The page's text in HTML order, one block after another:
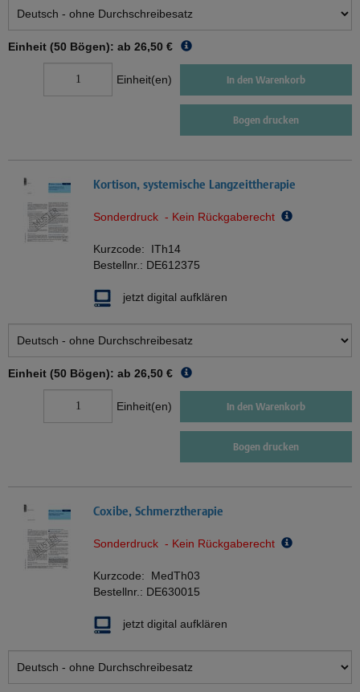
Einheit (50 Bögen): ab 26,50 €
Einheit(en) In den Warenkorb
Bogen drucken
Kortison, systemische Langzeittherapie
Sonderdruck - Kein Rückgaberecht
Kurzcode: ITh14
Bestellnr.: DE612375
jetzt digital aufklären
Einheit (50 Bögen): ab 26,50 €
Einheit(en) In den Warenkorb
Bogen drucken
Coxibe, Schmerztherapie
Sonderdruck - Kein Rückgaberecht
Kurzcode: MedTh03
Bestellnr.: DE630015
jetzt digital aufklären